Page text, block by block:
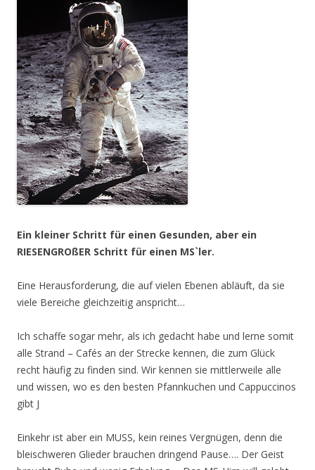
Ein kleiner Schritt für einen Gesunden, aber ein
RIESENGROßER Schritt für einen MS`ler.
Eine Herausforderung, die auf vielen Ebenen abläuft, da sie
viele Bereiche gleichzeitig anspricht…
Ich schaffe sogar mehr, als ich gedacht habe und lerne somit
alle Strand – Cafés an der Strecke kennen, die zum Glück
recht häufig zu finden sind. Wir kennen sie mittlerweile alle
und wissen, wo es den besten Pfannkuchen und Cappuccinos
gibt J
Einkehr ist aber ein MUSS, kein reines Vergnügen, denn die
bleischweren Glieder brauchen dringend Pause…. Der Geist